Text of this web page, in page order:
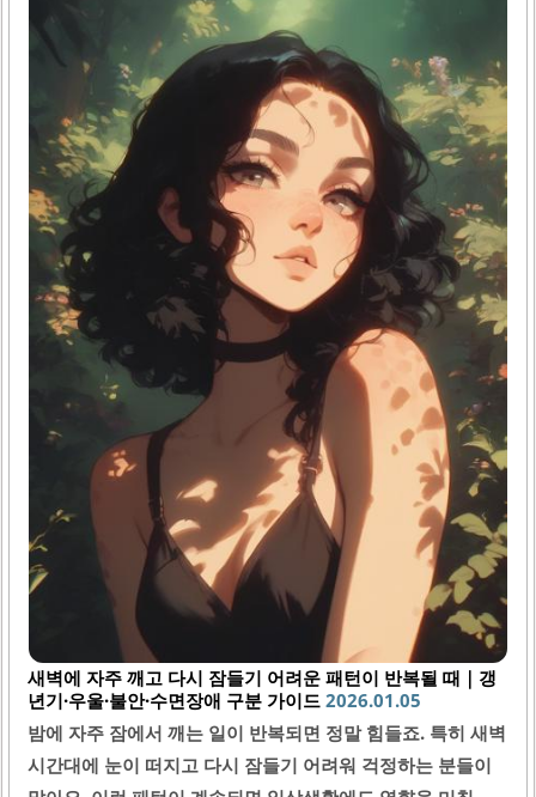
전 걱정이 많아지는 이유잠들기 전 걱정이 많아지는 이유는
주로 뇌가 하루 동안 해결하지 못한 문제들을 다시 복기하기
때문이에요. 특히 스트레스가 심하거나, 마음속에 정리되지
않은 생각들이 많을 때 더 심해지기 쉬워요. 또한, 심리적 불
안이 높아지면 신경계가 과도하게 활성화되어 쉽게 잠들지
못하는 악순환이 발생할 수 있어요. 이런 경우에는 명상이나
호흡 운동 등이 도움이 될..
새벽에 자주 깨고 다시 잠들기 어려운 패턴이 반복될 때｜갱
년기·우울·불안·수면장애 구분 가이드 2026.01.05
밤에 자주 잠에서 깨는 일이 반복되면 정말 힘들죠. 특히 새벽
시간대에 눈이 떠지고 다시 잠들기 어려워 걱정하는 분들이